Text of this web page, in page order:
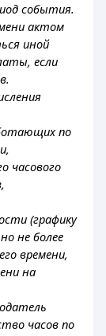
события.
актом
иной
если
по
часового
(графику
не более
времени,
на
часов по